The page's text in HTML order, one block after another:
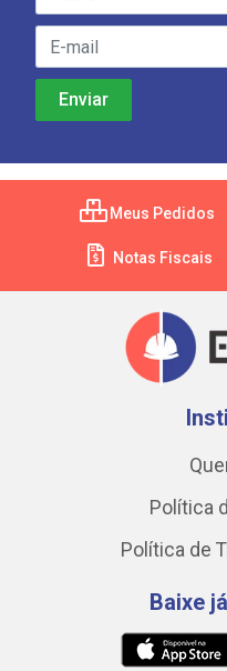
Meus Pedidos
Notas Fiscais
Política
Política de
Baixe